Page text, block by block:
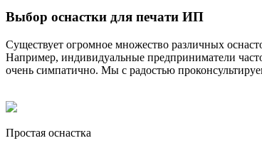
Выбор оснастки для печати ИП
Существует огромное множество различных
Например, индивидуальные предприниматели
очень симпатично. Мы с радостью
Простая оснастка